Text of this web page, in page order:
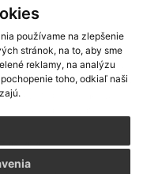
používame na zlepšenie
stránok, na to, aby sme
reklamy, na analýzu
toho, odkiaľ naši
s využitím RSS
Mapa stránok,web portál
,registrácia domény